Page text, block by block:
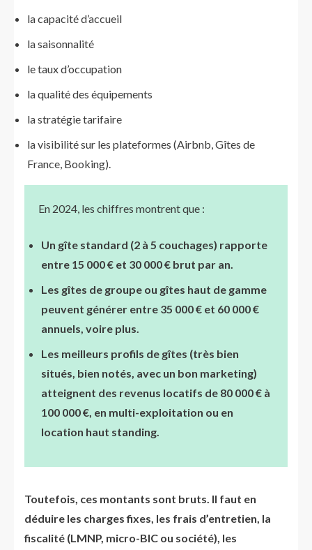
la capacité d’accueil
la saisonnalité
le taux d’occupation
la qualité des équipements
la stratégie tarifaire
la visibilité sur les plateformes (Airbnb, Gîtes de
France, Booking).
En 2024, les chiffres montrent que :
Un gîte standard (2 à 5 couchages) rapporte
entre 15 000 € et 30 000 € brut par an.
Les gîtes de groupe ou gîtes haut de gamme
peuvent générer entre 35 000 € et 60 000 €
annuels, voire plus.
Les meilleurs profils de gîtes (très bien
situés, bien notés, avec un bon marketing)
atteignent des revenus locatifs de 80 000 € à
100 000 €, en multi-exploitation ou en
location haut standing.
Toutefois, ces montants sont bruts. Il faut en
déduire les charges fixes, les frais d’entretien, la
fiscalité (LMNP, micro-BIC ou société), les